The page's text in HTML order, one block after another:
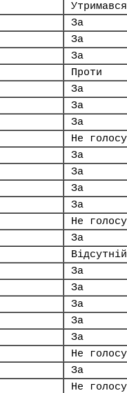
Утримався
За
За
За
Проти
За
За
За
Не
За
За
За
За
Не
За
Відсутній
За
За
За
За
За
Не
За
Не